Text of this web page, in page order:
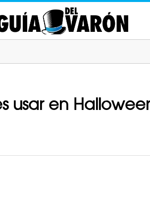
usar en